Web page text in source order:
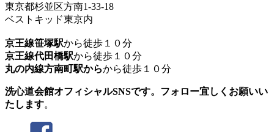
東京都杉並区方南1-33-18
ベストキッド東京内
京王線笹塚駅から徒歩１０分
京王線代田橋駅から徒歩１０分
丸の内線方南町駅からから徒歩１０分
洗心道会館オフィシャルSNSです。フォロー宜しくお願いい
たします。